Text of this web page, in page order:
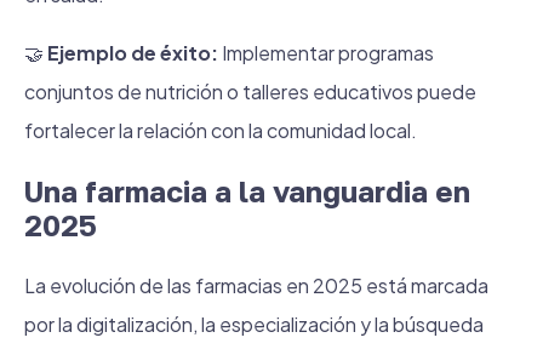
🤝 Ejemplo de éxito: Implementar programas
conjuntos de nutrición o talleres educativos puede
fortalecer la relación con la comunidad local.
Una farmacia a la vanguardia en
2025
La evolución de las farmacias en 2025 está marcada
por la digitalización, la especialización y la búsqueda